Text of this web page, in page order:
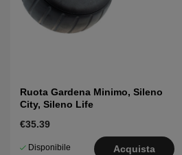
Ruota Gardena Minimo, Sileno
City, Sileno Life
€35.39
Disponibile
Acquista